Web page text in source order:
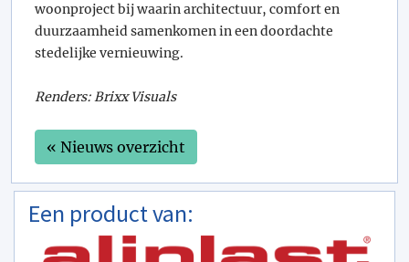
woonproject bij waarin architectuur, comfort en
duurzaamheid samenkomen in een doordachte
stedelijke vernieuwing.
Renders: Brixx Visuals
« Nieuws overzicht
Een product van: